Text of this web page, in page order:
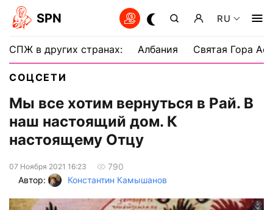
SPN RU
СПЖ в других странах: Албания Святая Гора
СОЦСЕТИ
Мы все хотим вернуться в Рай. В
наш настоящий дом. К
настоящему Отцу
07 Ноября 2021 16:23
790
Автор:
Константин Камышанов